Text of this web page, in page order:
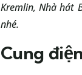
Kremlin, Nhà hát
nhé.
Cung